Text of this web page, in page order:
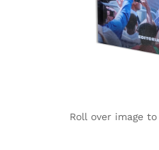
Roll over image